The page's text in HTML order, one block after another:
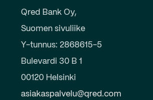
Qred Bank Oy,
Suomen sivuliike
Y-tunnus: 2868615-5
Bulevardi 30 B 1
00120 Helsinki
asiakaspalvelu@qred.com